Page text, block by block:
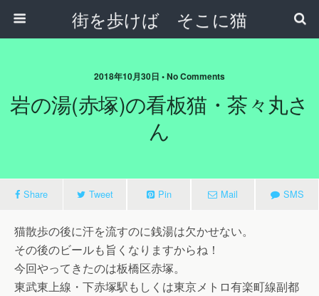
街を歩けば そこに猫
2018年10月30日 • No Comments
岩の湯(赤塚)の看板猫・茶々丸さ
ん
Share Tweet Pin Mail SMS
猫散歩の後に汗を流すのに銭湯は欠かせない。
その後のビールも旨くなりますからね！
今回やってきたのは板橋区赤塚。
東武東上線・下赤塚駅もしくは東京メトロ有楽町線副都